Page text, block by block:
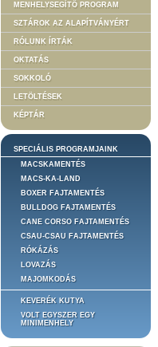
MENHELYSEGÍTŐ PROGRAM
SZTÁROK AZ ALAPÍTVÁNYÉRT
RÓLUNK ÍRTÁK
OKTATÁS
SOKKOLÓ
LETÖLTÉSEK
KÉPTÁR
SPECIÁLIS PROGRAMJAINK
MACSKAMENTÉS
MACS-KA-LAND
BOXER FAJTAMENTÉS
BULLDOG FAJTAMENTÉS
CANE CORSO FAJTAMENTÉS
CSAU-CSAU FAJTAMENTÉS
RÓKÁZÁS
LOVAZÁS
MAJOMKODÁS
KEVERÉK KUTYA
VOLT EGYSZER EGY
MINIMENHELY